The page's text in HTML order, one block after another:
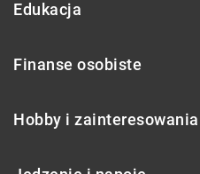
Edukacja
Finanse osobiste
Hobby i zainteresowania